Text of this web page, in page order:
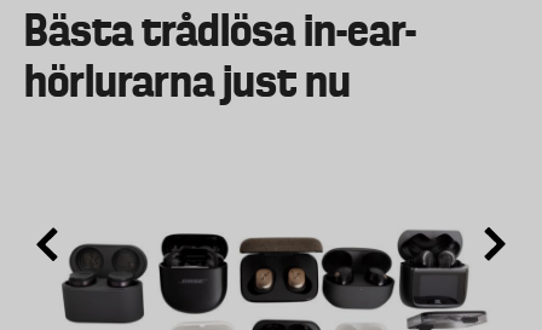
Media OM NYHETSBYRÅN TESTFAKTA
Bästa trådlösa in-ear-
hörlurarna just nu